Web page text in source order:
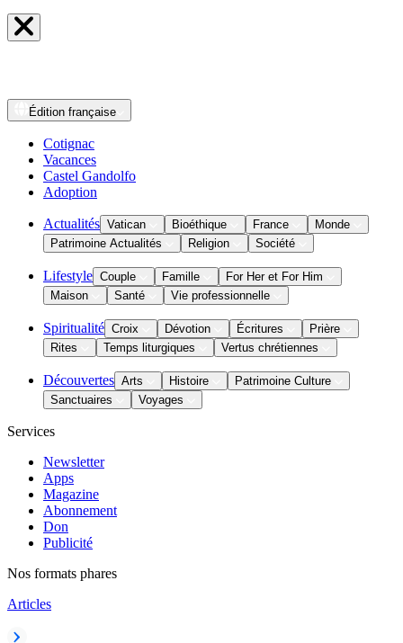
Édition française
Cotignac
Vacances
Castel Gandolfo
Adoption
Actualités Vatican Bioéthique France
Monde
Patrimoine Actualités
Religion Société
Lifestyle Couple Famille
For Her et For Him
Maison
Santé Vie professionnelle
Spiritualité Croix Dévotion Écritures
Prière
Rites
Temps liturgiques Vertus chrétiennes
Découvertes Arts Histoire
Patrimoine Culture
Sanctuaires
Voyages
Services
Newsletter
Apps
Magazine
Abonnement
Don
Publicité
Nos formats phares
Articles